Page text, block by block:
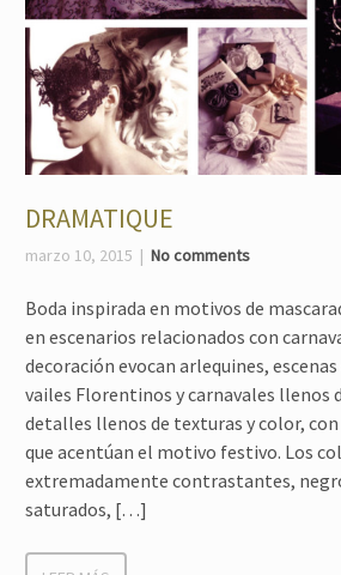
DRAMATIQUE
marzo 10, 2015 No comments
Boda inspirada en motivos de
en escenarios relacionados con
decoración evocan arlequines,
vailes Florentinos y carnavales llenos
detalles llenos de texturas y color,
que acentúan el motivo festivo. Los
extremadamente contrastantes,
saturados, […]